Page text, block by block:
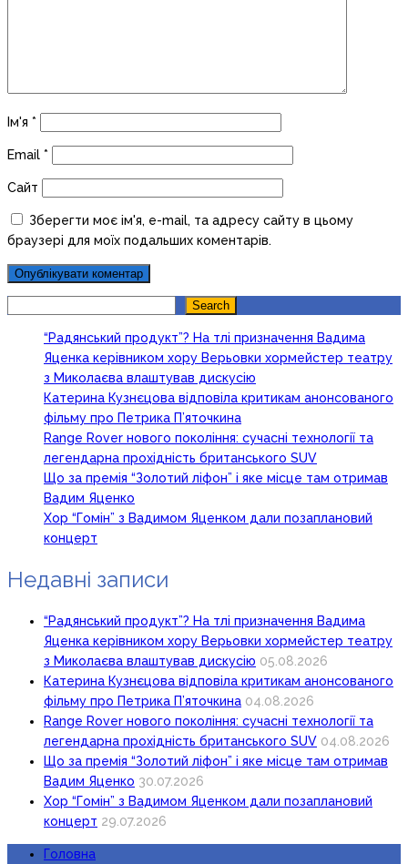
Ім'я *
Email *
Сайт
Зберегти моє ім'я, e-mail, та адресу сайту в цьому
браузері для моїх подальших коментарів.
Search
“Радянський продукт”? На тлі призначення Вадима
Яценка керівником хору Верьовки хормейстер театру
з Миколаєва влаштував дискусію
Катерина Кузнєцова відповіла критикам анонсованого
фільму про Петрика П’яточкина
Range Rover нового покоління: сучасні технології та
легендарна прохідність британського SUV
Що за премія “Золотий ліфон” і яке місце там отримав
Вадим Яценко
Хор “Гомін” з Вадимом Яценком дали позаплановий
концерт
Недавні записи
“Радянський продукт”? На тлі призначення Вадима
Яценка керівником хору Верьовки хормейстер театру
з Миколаєва влаштував дискусію 05.08.2026
Катерина Кузнєцова відповіла критикам анонсованого
фільму про Петрика П’яточкина 04.08.2026
Range Rover нового покоління: сучасні технології та
легендарна прохідність британського SUV 04.08.2026
Що за премія “Золотий ліфон” і яке місце там отримав
Вадим Яценко 30.07.2026
Хор “Гомін” з Вадимом Яценком дали позаплановий
концерт 29.07.2026
Головна